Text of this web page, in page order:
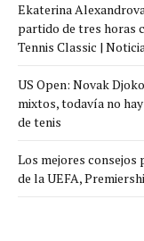
Ekaterina
partido de tres horas
Tennis Classic |
US Open: Novak
mixtos, todavía no
de tenis
Los mejores
de la UEFA,